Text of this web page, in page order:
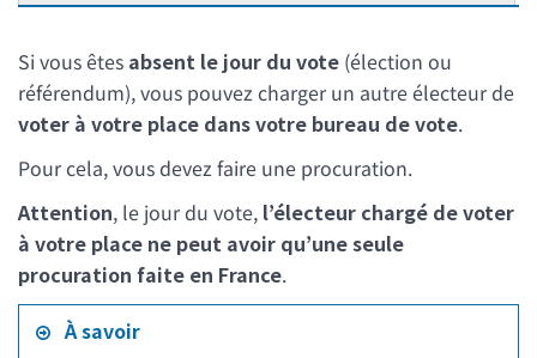
Si vous êtes absent le jour du vote (élection ou
référendum), vous pouvez charger un autre électeur de
voter à votre place dans votre bureau de vote.
Pour cela, vous devez faire une procuration.
Attention, le jour du vote, l’électeur chargé de voter
à votre place ne peut avoir qu’une seule
procuration faite en France.
À savoir